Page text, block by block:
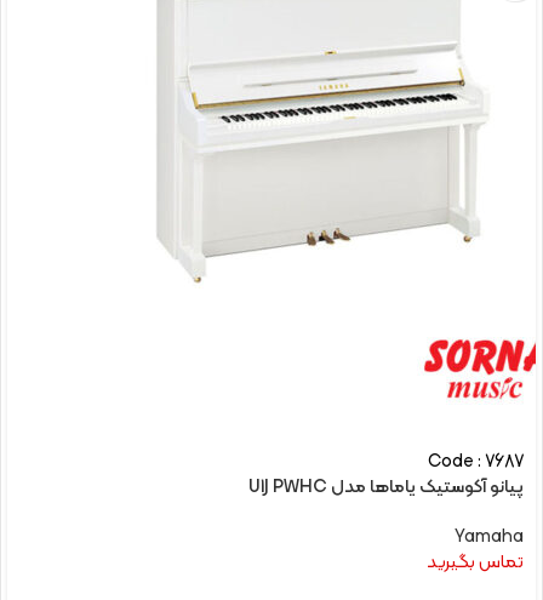
Code : 7687
پیانو آکوستیک یاماها مدل U1J PWHC
Yamaha
تماس بگیرید